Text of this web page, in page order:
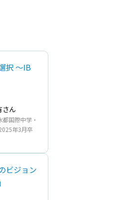
択 ～IB
さん
都国際中学・
年3月卒
ビジョン